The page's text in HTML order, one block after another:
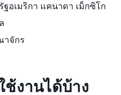
ฐอเมริกา แคนาดา เม็กซิโก
าจักร
ช้งานได้บ้าง